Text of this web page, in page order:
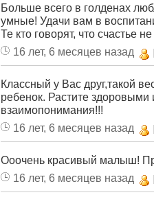
Больше всего в голденах
умные! Удачи вам в
Те кто говорят, что счастье
16 лет, 6 месяцев назад
Классный у Вас друг,такой
ребенок. Растите
взаимопонимания!!!
16 лет, 6 месяцев назад
Ооочень красивый малыш!
16 лет, 6 месяцев назад